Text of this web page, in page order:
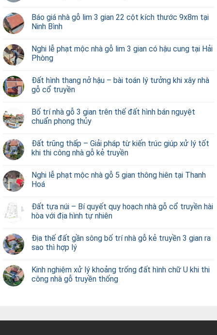
Báo giá nhà gỗ lim 3 gian 22 cột kích thước 9x8m tại
Ninh Bình
Nghi lễ phạt mộc nhà gỗ lim 3 gian có hậu cung tại Hải
Phòng
Đất hình thang nở hậu – bài toán lý tưởng khi xây nhà
gỗ cổ truyền
Bố trí nhà gỗ 3 gian trên thế đất hình bán nguyệt
chuẩn phong thủy
Đất trũng thấp – Giải pháp từ kiến trúc giúp xử lý tốt
khi thi công nhà gỗ kẻ truyền
Nghi lễ phạt mộc nhà gỗ 5 gian thông hiên tại Thanh
Hoá
Đất tựa núi – Bí quyết quy hoạch nhà gỗ cổ truyền hài
hòa với địa hình tự nhiên
Địa thế đất gần sông bố trí nhà gỗ kẻ truyền 3 gian ra
sao thì hợp lý
Kinh nghiệm xử lý khoảng trống đất hình chữ U khi thi
công nhà gỗ truyền thống